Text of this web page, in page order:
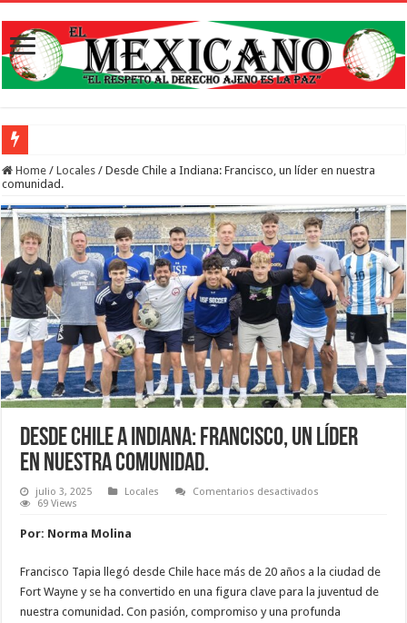
Home / Locales / Desde Chile a Indiana: Francisco, un líder en nuestra
comunidad.
Desde Chile a Indiana: Francisco, un líder
en nuestra comunidad.
julio 3, 2025 Locales Comentarios desactivados
69 Views
Por: Norma Molina
Francisco Tapia llegó desde Chile hace más de 20 años a la ciudad de
Fort Wayne y se ha convertido en una figura clave para la juventud de
nuestra comunidad. Con pasión, compromiso y una profunda